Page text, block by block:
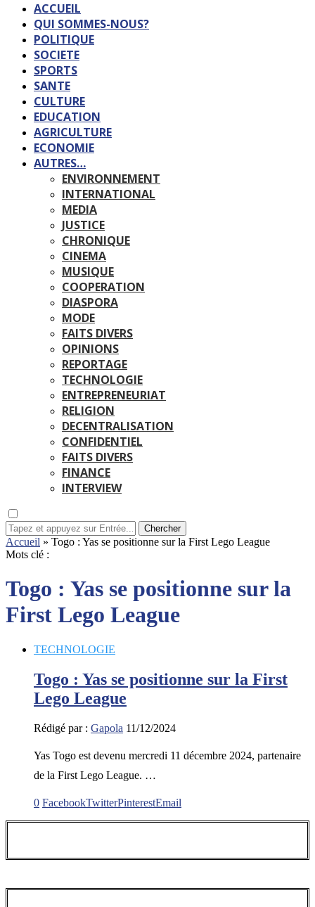
ACCUEIL
QUI SOMMES-NOUS?
POLITIQUE
SOCIETE
SPORTS
SANTE
CULTURE
EDUCATION
AGRICULTURE
ECONOMIE
AUTRES…
ENVIRONNEMENT
INTERNATIONAL
MEDIA
JUSTICE
CHRONIQUE
CINEMA
MUSIQUE
COOPERATION
DIASPORA
MODE
FAITS DIVERS
OPINIONS
REPORTAGE
TECHNOLOGIE
ENTREPRENEURIAT
RELIGION
DECENTRALISATION
CONFIDENTIEL
FAITS DIVERS
FINANCE
INTERVIEW
Chercher
Accueil » Togo : Yas se positionne sur la First Lego League
Mots clé :
Togo : Yas se positionne sur la
First Lego League
TECHNOLOGIE
Togo : Yas se positionne sur la First
Lego League
Rédigé par : Gapola 11/12/2024
Yas Togo est devenu mercredi 11 décembre 2024, partenaire
de la First Lego League. …
0 FacebookTwitterPinterestEmail